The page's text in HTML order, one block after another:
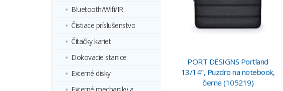
Bluetooth/Wifi/IR
Čistiace príslušenstvo
Čítačky kariet
Dokovacie stanice
Externé disky
Externé mechaniky a
PORT DESIGNS Portland
13/14", Puzdro na notebook,
čierne (105219)